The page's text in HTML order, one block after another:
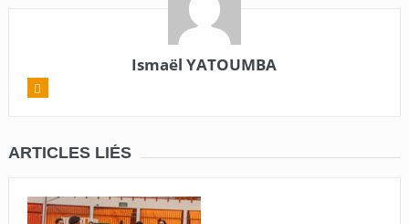
Ismaël YATOUMBA
ARTICLES LIÉS